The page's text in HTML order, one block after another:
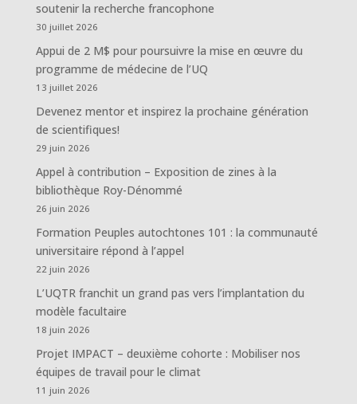
soutenir la recherche francophone
30 juillet 2026
Appui de 2 M$ pour poursuivre la mise en œuvre du
programme de médecine de l’UQ
13 juillet 2026
Devenez mentor et inspirez la prochaine génération
de scientifiques!
29 juin 2026
Appel à contribution – Exposition de zines à la
bibliothèque Roy-Dénommé
26 juin 2026
Formation Peuples autochtones 101 : la communauté
universitaire répond à l’appel
22 juin 2026
L’UQTR franchit un grand pas vers l’implantation du
modèle facultaire
18 juin 2026
Projet IMPACT – deuxième cohorte : Mobiliser nos
équipes de travail pour le climat
11 juin 2026